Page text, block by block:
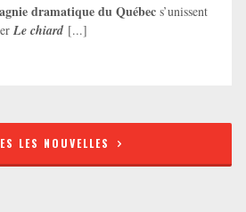
dramatique du Québec s’unissent
Le chiard [...]
LES NOUVELLES